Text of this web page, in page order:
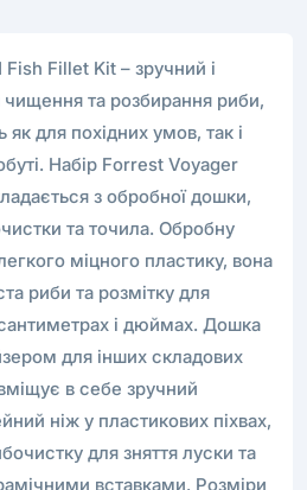
Fillet Kit – зручний і
чищення та розбирання риби,
як для похідних умов, так і
Набір Forrest Voyager
з обробної дошки,
та точила. Обробну
міцного пластику, вона
риби та розмітку для
і дюймах. Дошка
для інших складових
в себе зручний
ніж у пластикових піхвах,
для зняття луски та
вставками. Розміри